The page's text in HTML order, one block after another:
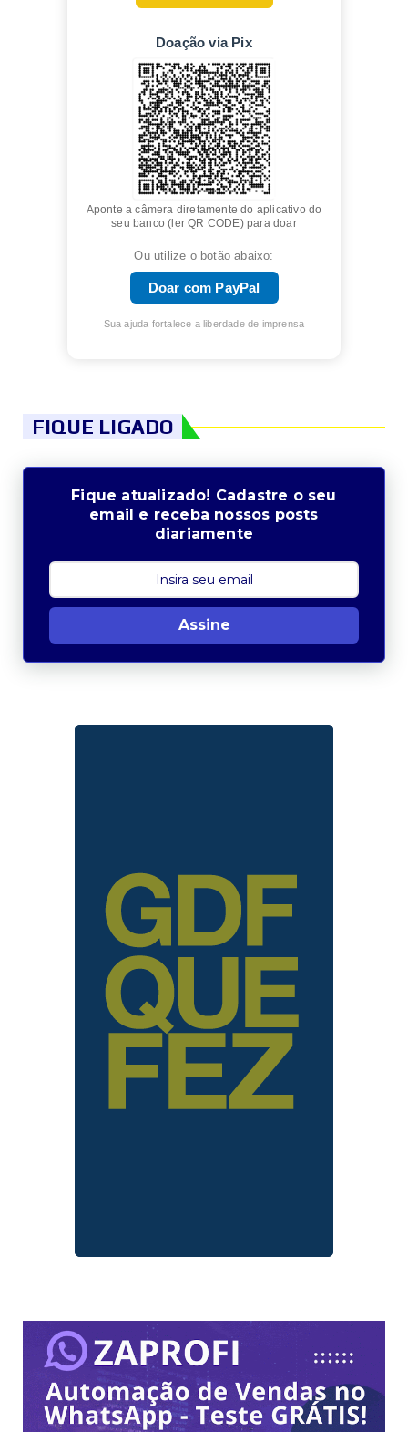
Doação via Pix
Aponte a câmera diretamente do aplicativo do
seu banco (ler QR CODE) para doar
Ou utilize o botão abaixo:
Doar com PayPal
Sua ajuda fortalece a liberdade de imprensa
FIQUE LIGADO
Fique atualizado! Cadastre o seu
email e receba nossos posts
diariamente
Assine